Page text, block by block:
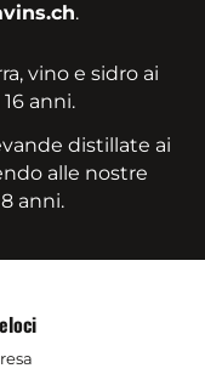
.
vino e sidro ai
anni.
distillate ai
alle nostre
anni.